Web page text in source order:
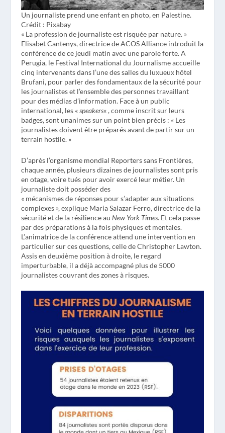
Un journaliste prend une enfant en photo, en Palestine.
Crédit : Pixabay
« La profession de journaliste est risquée par nature. »
Elisabet Cantenys, directrice de ACOS Alliance introduit la
conférence de ce jeudi matin avec une parole forte. A
Perugia, le Festival International du Journalisme accueille
cinq intervenants dans l’une des salles du luxueux hôtel
Brufani, pour parler des fondamentaux de la sécurité pour
les journalistes et l’ensemble des personnes travaillant
pour des médias d’information. Face à un public
international, les «speakers« , comme inscrit sur leurs
badges, sont unanimes sur un point bien précis : « Les
journalistes doivent être préparés avant de partir sur un
terrain hostile. »
D’après l’organisme mondial Reporters sans Frontières,
chaque année, plusieurs dizaines de journalistes sont pris
en otage, voire tués pour avoir exercé leur métier. Un
journaliste doit posséder des
« mécanismes de réponses pour s’adapter aux situations
complexes », explique Maria Salazar Ferro, directrice de la
sécurité et de la résilience auNew York Times. Et cela passe
par des préparations à la fois physiques et mentales.
L’animatrice de la conférence attend une intervention en
particulier sur ces questions, celle de Christopher Lawton.
Assis en deuxième position à droite, le regard
imperturbable, il a déjà accompagné plus de 5000
journalistes couvrant des zones à risques.